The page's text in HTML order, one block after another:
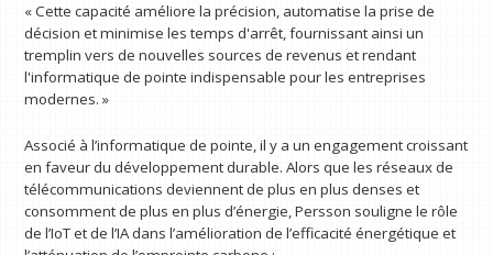
« Cette capacité améliore la précision, automatise la prise de
décision et minimise les temps d'arrêt, fournissant ainsi un
tremplin vers de nouvelles sources de revenus et rendant
l'informatique de pointe indispensable pour les entreprises
modernes. »
Associé à l’informatique de pointe, il y a un engagement croissant
en faveur du développement durable. Alors que les réseaux de
télécommunications deviennent de plus en plus denses et
consomment de plus en plus d’énergie, Persson souligne le rôle
de l’IoT et de l’IA dans l’amélioration de l’efficacité énergétique et